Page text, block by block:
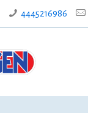
4445216986